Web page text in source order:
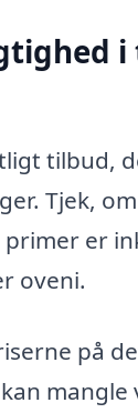
tilbud,
Tjek,
primer er
oveni.
på
mangle